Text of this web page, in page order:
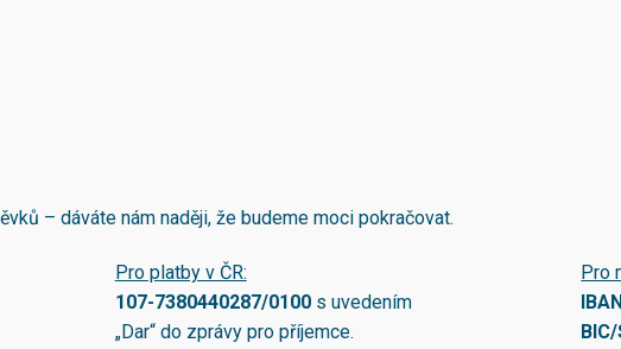
– dáváte nám naději, že budeme moci pokračovat.
Pro platby v ČR:
107-7380440287/0100s uvedením
„Dar“ do zprávy pro příjemce.
Pro